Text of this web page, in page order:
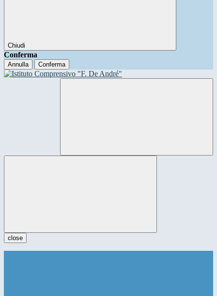
Chiudi
Conferma
Annulla Conferma
close